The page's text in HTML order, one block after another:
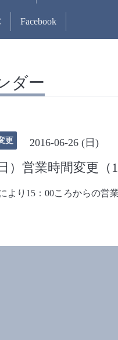
Facebook
ダー
更 2016-06-26 (日)
）営業時間変更（
より15：00ころからの営